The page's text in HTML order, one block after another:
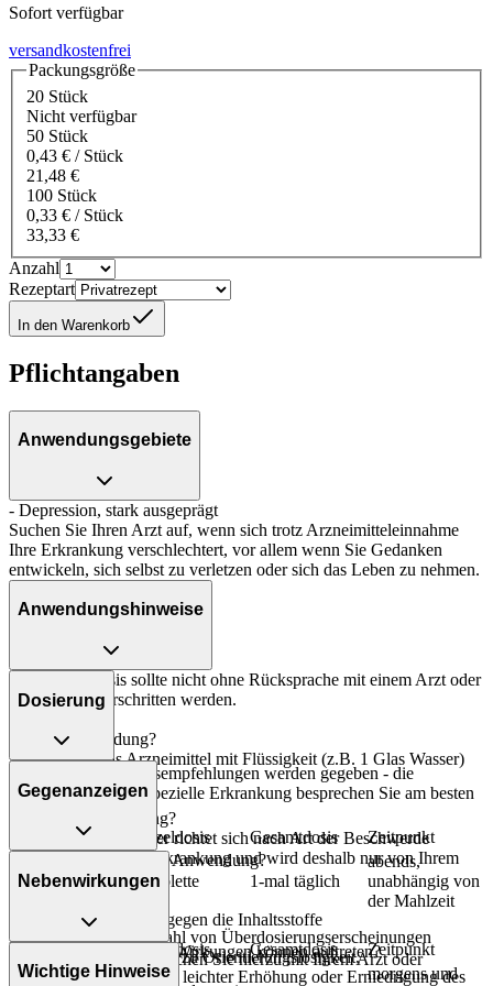
Sofort verfügbar
versandkostenfrei
Packungsgröße
20 Stück
Nicht verfügbar
50 Stück
0,43 € / Stück
21,48 €
100 Stück
0,33 € / Stück
33,33 €
Anzahl
Rezeptart
In den Warenkorb
Pflichtangaben
Anwendungsgebiete
- Depression, stark ausgeprägt
Suchen Sie Ihren Arzt auf, wenn sich trotz Arzneimitteleinnahme
Ihre Erkrankung verschlechtert, vor allem wenn Sie Gedanken
entwickeln, sich selbst zu verletzen oder sich das Leben zu nehmen.
Anwendungshinweise
Die Gesamtdosis sollte nicht ohne Rücksprache mit einem Arzt oder
Apotheker überschritten werden.
Art der Anwendung?
Nehmen Sie das Arzneimittel mit Flüssigkeit (z.B. 1 Glas Wasser)
Dauer der Anwendung?
Die Anwendungsdauer richtet sich nach Art der Beschwerde
und/oder Dauer der Erkrankung und wird deshalb nur von Ihrem
Arzt bestimmt.
Überdosierung?
Es kann zu einer Vielzahl von Überdosierungserscheinungen
kommen, unter anderem zu Orientierungslosigkeit,
Pulsbeschleunigung und leichter Erhöhung oder Erniedrigung des
Dosierung
Folgende Dosierungsempfehlungen werden gegeben - die
Dosierung für Ihre spezielle Erkrankung besprechen Sie am besten
Personenkreis
Einzeldosis Gesamtdosis Zeitpunkt
Erwachsene 1 Tablette 1-mal täglich
abends,
unabhängig von
der Mahlzeit
Alternativ:
Personenkreis
Einzeldosis Gesamtdosis Zeitpunkt
morgens und
Gegenanzeigen
Was spricht gegen eine Anwendung?
- Überempfindlichkeit gegen die Inhaltsstoffe
Unter Umständen - sprechen Sie hierzu mit Ihrem Arzt oder
Apotheker:
Nebenwirkungen
Welche unerwünschten Wirkungen können auftreten?
Wichtige Hinweise